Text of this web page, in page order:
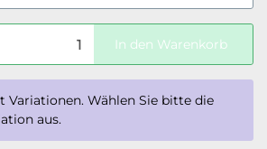
In den Warenkorb
Variationen. Wählen Sie bitte die
aus.